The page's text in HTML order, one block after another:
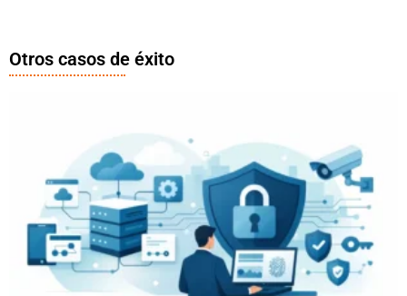
Otros casos de éxito